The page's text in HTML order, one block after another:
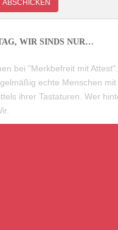
WIR SINDS NUR…
bei "Merkbefreit mit
echte Menschen
ihrer Tastaturen. Wer
.